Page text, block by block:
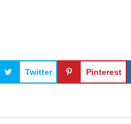
Twitter Pinterest